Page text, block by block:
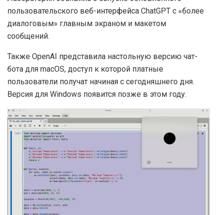
пользовательского веб-интерфейса ChatGPT с «более
диалоговым» главным экраном и макетом
сообщений.
Также OpenAI представила настольную версию чат-
бота для macOS, доступ к которой платные
пользователи получат начиная с сегодняшнего дня.
Версия для Windows появится позже в этом году.